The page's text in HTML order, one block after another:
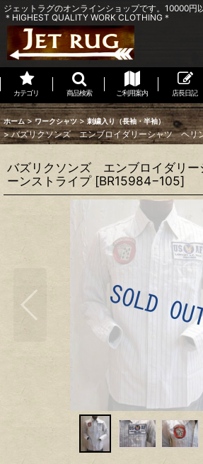
ジェットラグのオンラインショップです。10000円
＊HIGHEST QUALITY WORK CLOTHING＊
カテゴリ 商品検索 ご利用案内 店長日記
ホーム > ワークシャツ > 刺繍入り（長袖・半袖）
> バズリクソンズ エンブロイダリーシャツ ヘリ
バズリクソンズ エンブロイダリ
ーンストライプ [BR15984−105]